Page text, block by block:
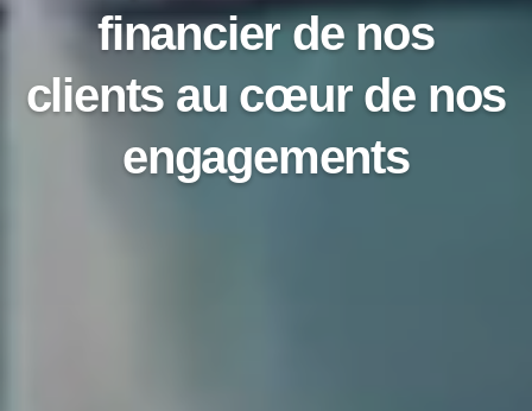
financier de nos
clients au cœur de nos
engagements